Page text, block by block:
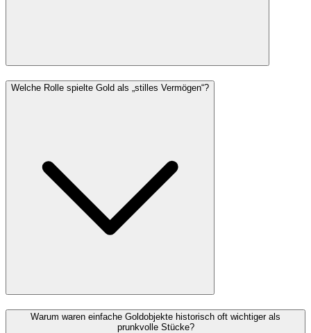
Welche Rolle spielte Gold als „stilles Vermögen“?
Warum waren einfache Goldobjekte historisch oft wichtiger als
prunkvolle Stücke?